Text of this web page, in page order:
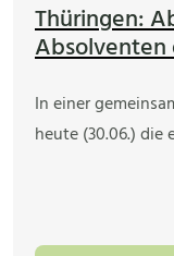
Thüringen:
Absolventen
In einer
heute (30.06.)